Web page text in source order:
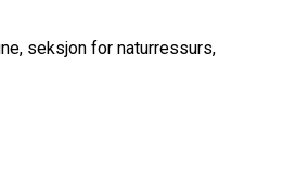
seksjon for naturressurs,